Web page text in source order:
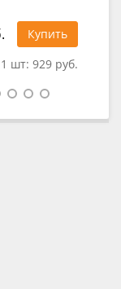
Купить
шт: 929 руб.